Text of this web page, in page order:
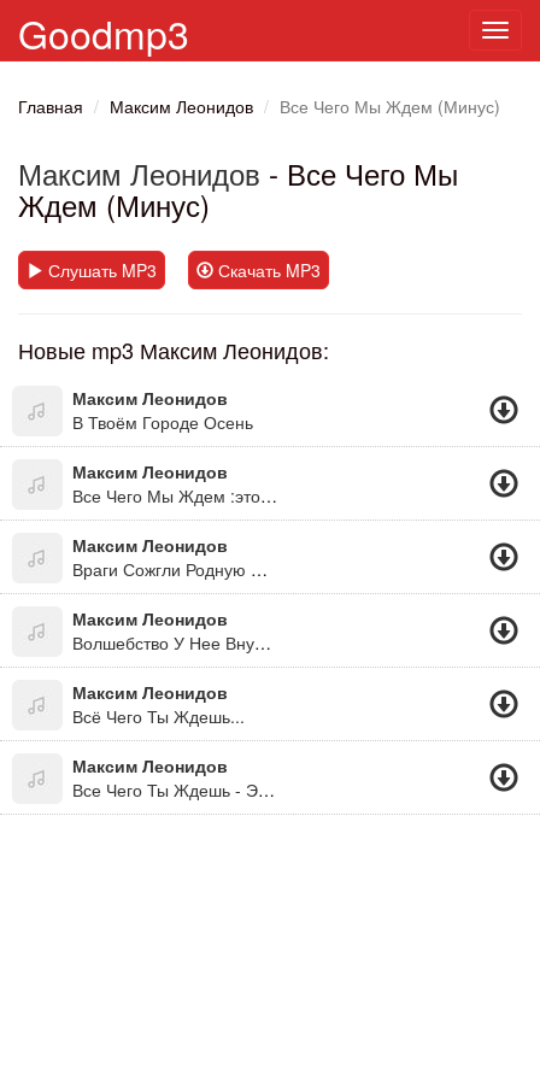
Goodmp3
Главная Максим Леонидов Все Чего Мы Ждем (Минус)
Максим Леонидов - Все Чего Мы
Ждем (Минус)
Слушать MP3 Скачать MP3
Новые mp3 Максим Леонидов:
Максим Леонидов
В Твоём Городе Осень
Максим Леонидов
Все Чего Мы Ждем :это Ты...это Я...это Мы....
Максим Леонидов
Враги Сожгли Родную Хату...(Песни Великой Отечественной Войны-Спасибо Деду За Победу!!!)
Максим Леонидов
Волшебство У Нее Внутри ("Дикая Штучка", 2009)
Максим Леонидов
Всё Чего Ты Ждешь...
Максим Леонидов
Все Чего Ты Ждешь - Это Я...